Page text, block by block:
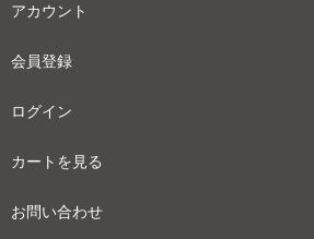
アカウント
会員登録
ログイン
カートを見る
お問い合わせ